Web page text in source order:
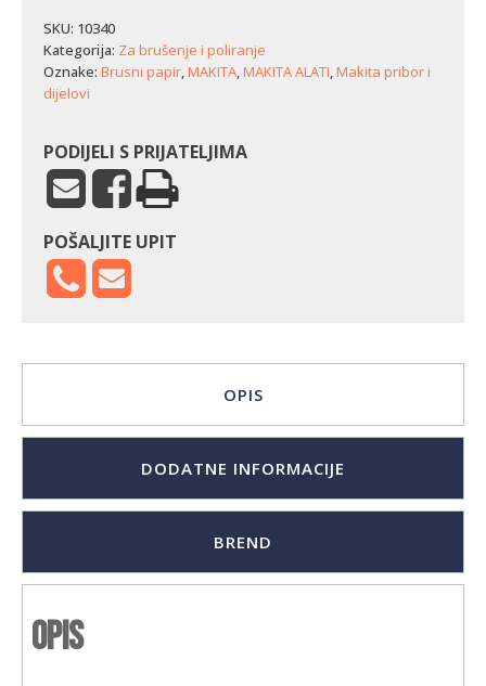
SKU: 10340
Kategorija: Za brušenje i poliranje
Oznake: Brusni papir,MAKITA,MAKITA ALATI,Makita pribor i
dijelovi
PODIJELI S PRIJATELJIMA
POŠALJITE UPIT
OPIS
DODATNE INFORMACIJE
BREND
Opis